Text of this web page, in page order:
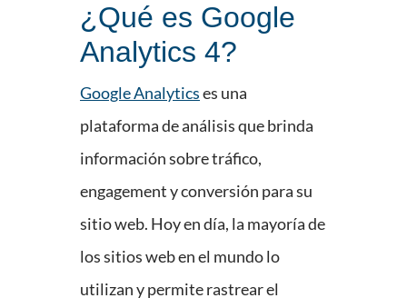
¿Qué es Google
Analytics 4?
Google Analyticses una
plataforma de análisis que brinda
información sobre tráfico,
engagement y conversión para su
sitio web. Hoy en día, la mayoría de
los sitios web en el mundo lo
utilizan y permite rastrear el